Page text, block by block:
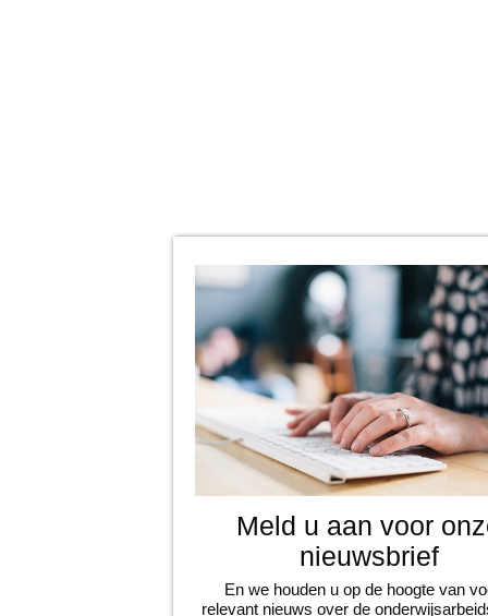
Meld u aan voor
nieuwsbrief
En we houden u op de hoogte van
relevant nieuws over de